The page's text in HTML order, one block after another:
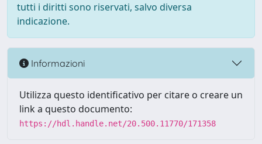
tutti i diritti sono riservati, salvo diversa
indicazione.
Informazioni
Utilizza questo identificativo per citare o creare un
link a questo documento:
https://hdl.handle.net/20.500.11770/171358